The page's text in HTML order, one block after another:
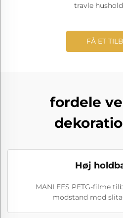
travle
FÅ ET
fordele
Høj
MANLEES PETG-filme
modstand mod